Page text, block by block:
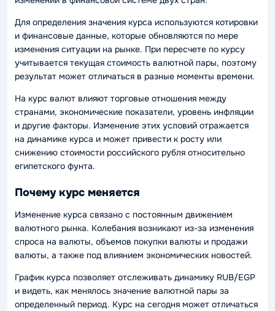
Для определения значения курса используются котировки
и финансовые данные, которые обновляются по мере
изменения ситуации на рынке. При пересчете по курсу
учитывается текущая стоимость валютной пары, поэтому
результат может отличаться в разные моменты времени.
На курс валют влияют торговые отношения между
странами, экономические показатели, уровень инфляции
и другие факторы. Изменение этих условий отражается
на динамике курса и может привести к росту или
снижению стоимости российского рубля относительно
египетского фунта.
Почему курс меняется
Изменение курса связано с постоянным движением
валютного рынка. Колебания возникают из-за изменения
спроса на валюты, объемов покупки валюты и продажи
валюты, а также под влиянием экономических новостей.
График курса позволяет отслеживать динамику RUB/EGP
и видеть, как менялось значение валютной пары за
определенный период. Курс на сегодня может отличаться